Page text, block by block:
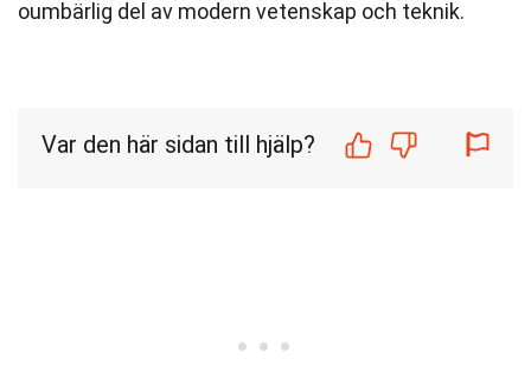
oumbärlig del av modern vetenskap och teknik.
Var den här sidan till hjälp?